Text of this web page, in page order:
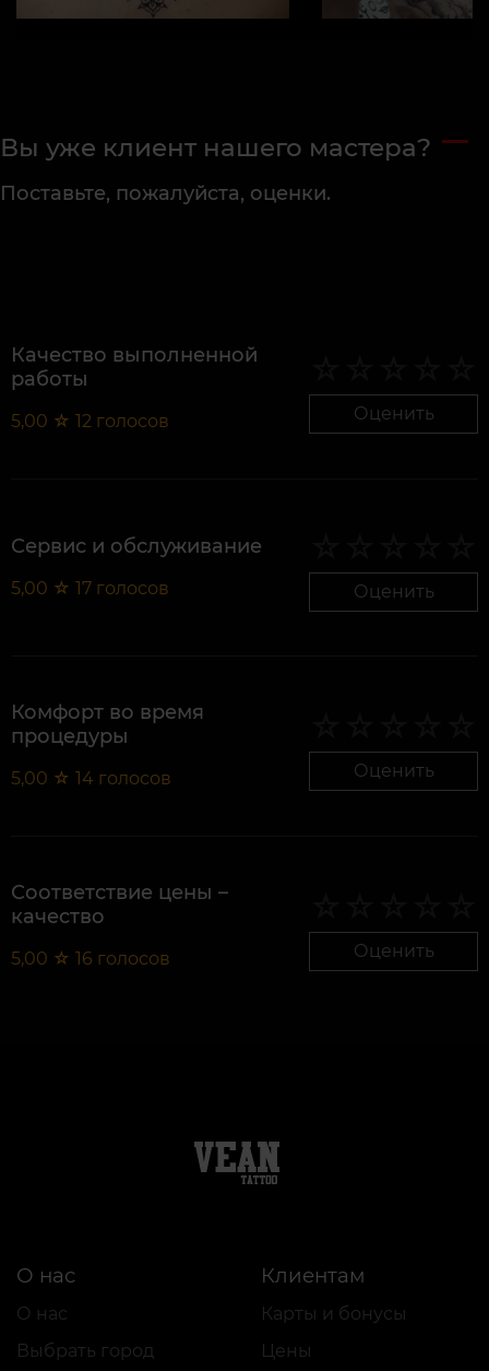
Вы уже клиент нашего мастера?
Поставьте, пожалуйста, оценки.
Качество выполненной
работы
5,00 ☆ 12 голосов Оценить
Сервис и обслуживание
5,00 ☆ 17 голосов Оценить
Комфорт во время
процедуры
5,00 ☆ 14 голосов Оценить
Соответствие цены –
качество
5,00 ☆ 16 голосов Оценить
О нас
О нас
Выбрать город
Клиентам
Карты и бонусы
Цены